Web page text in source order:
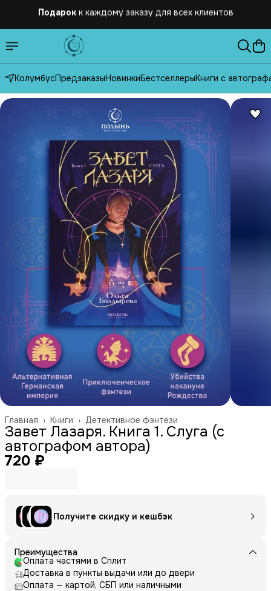
КолумбусПредзаказыНовинкиБестселлерыКниги с
Детективное фэнтези
Книги ›
Главная ›
Завет Лазаря. Книга 1. Слуга (с
автографом автора)
720 ₽
Получите скидку и кешбэк
Преимущества
Оплата частями в Сплит
Доставка в пункты выдачи или до двери
Оплата — картой, СБП или наличными